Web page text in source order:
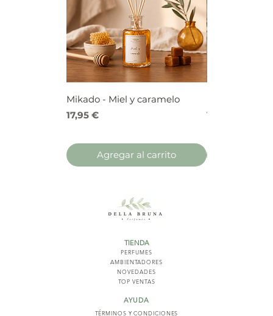
Mikado - Miel y caramelo
Precio
17,95 €
Agregar al carrito
Precio
17,95 €
TIENDA
PERFUMES
AMBIENTADORES
NOVEDADES
TOP VENTAS
AYUDA
TÉRMINOS Y CONDICIONES